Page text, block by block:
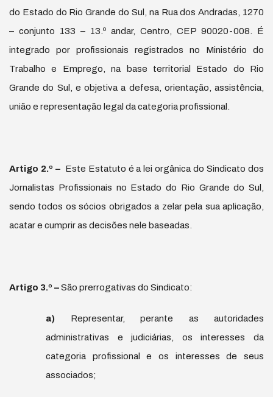
do Estado do Rio Grande do Sul, na Rua dos Andradas, 1270
– conjunto 133 – 13.º andar, Centro, CEP 90020-008. É
integrado por profissionais registrados no Ministério do
Trabalho e Emprego, na base territorial Estado do Rio
Grande do Sul, e objetiva a defesa, orientação, assistência,
união e representação legal da categoria profissional.
Artigo 2.º –Este Estatuto é a lei orgânica do Sindicato dos
Jornalistas Profissionais no Estado do Rio Grande do Sul,
sendo todos os sócios obrigados a zelar pela sua aplicação,
acatar e cumprir as decisões nele baseadas.
Artigo 3.º –São prerrogativas do Sindicato:
a) Representar, perante as autoridades
administrativas e judiciárias, os interesses da
categoria profissional e os interesses de seus
associados;